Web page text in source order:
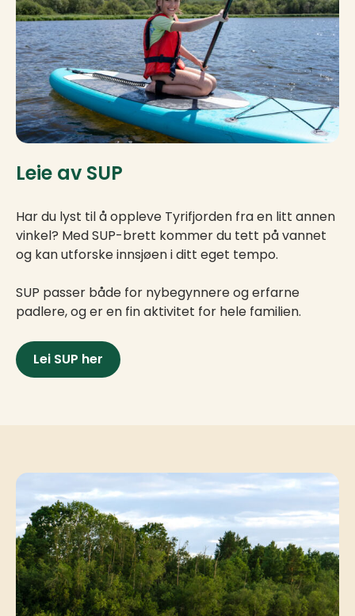
Leie av SUP
Har du lyst til å oppleve Tyrifjorden fra en litt annen
vinkel? Med SUP-brett kommer du tett på vannet
og kan utforske innsjøen i ditt eget tempo.
SUP passer både for nybegynnere og erfarne
padlere, og er en fin aktivitet for hele familien.
Lei SUP her